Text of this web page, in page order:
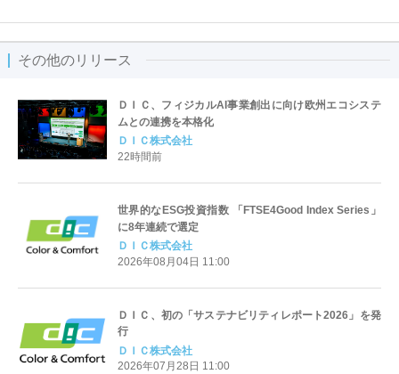
その他のリリース
ＤＩＣ、フィジカルAI事業創出に向け欧州エコシステ
ムとの連携を本格化
ＤＩＣ株式会社
22時間前
世界的なESG投資指数 「FTSE4Good Index Series」
に8年連続で選定
ＤＩＣ株式会社
2026年08月04日 11:00
ＤＩＣ、初の「サステナビリティレポート2026」を発
行
ＤＩＣ株式会社
2026年07月28日 11:00